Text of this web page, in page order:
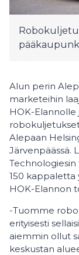
Alun perin
marketeihin
HOK-Elannolle
Alepaan
Järvenpäässä.
150 kappaletta
HOK-Elannon
-Tuomme
erityisesti
aiemmin ollut
keskustan